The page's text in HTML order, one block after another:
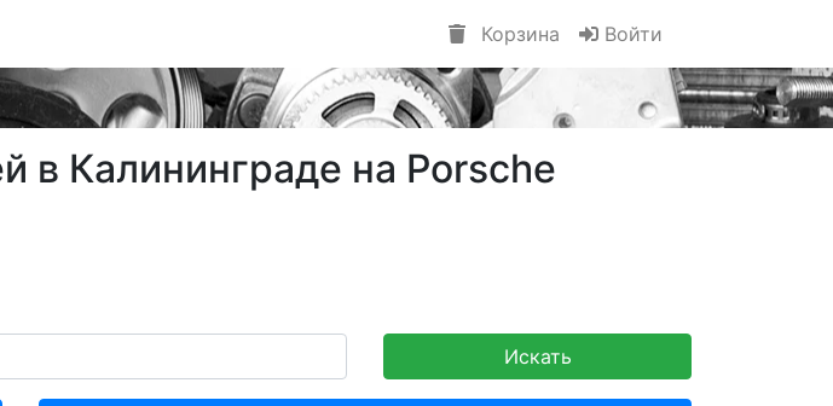
Корзина Войти
в Калининграде на Porsche
Искать